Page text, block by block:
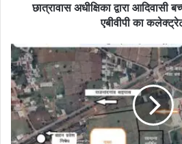
कलेक्ट्रेट
घेराव
छात्रावास अधीक्षिका द्वारा आदिवासी
एबीवीपी का
कबीरधाम
पुलिस
ने
मुख्यमंत्री
के
12
दिसंबर